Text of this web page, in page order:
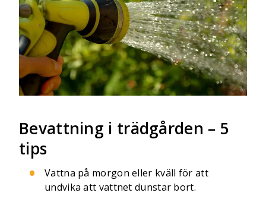
Bevattning i trädgården – 5
tips
Vattna på morgon eller kväll för att
undvika att vattnet dunstar bort.